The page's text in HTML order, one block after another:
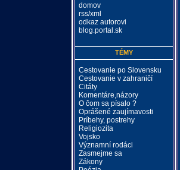
domov
rss/xml
odkaz autorovi
blog.portal.sk
TÉMY
Cestovanie po Slovensku
Cestovanie v zahraničí
Citáty
Komentáre,názory
O čom sa písalo ?
Oprášené zaujímavosti
Príbehy, postrehy
Religiozita
Vojsko
Významní rodáci
Zasmejme sa
Zákony